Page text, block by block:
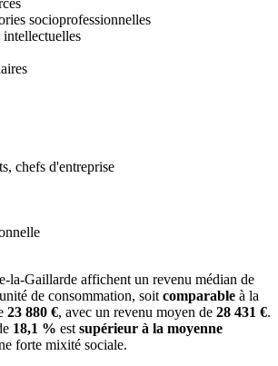
socioprofessionnelles
intellectuelles
chefs d'entreprise
la-Gaillarde affichent un revenu médian de
de consommation, soit comparable à la
23 880 €, avec un revenu moyen de 28 431 €.
18,1 % est supérieur à la moyenne
forte mixité sociale.